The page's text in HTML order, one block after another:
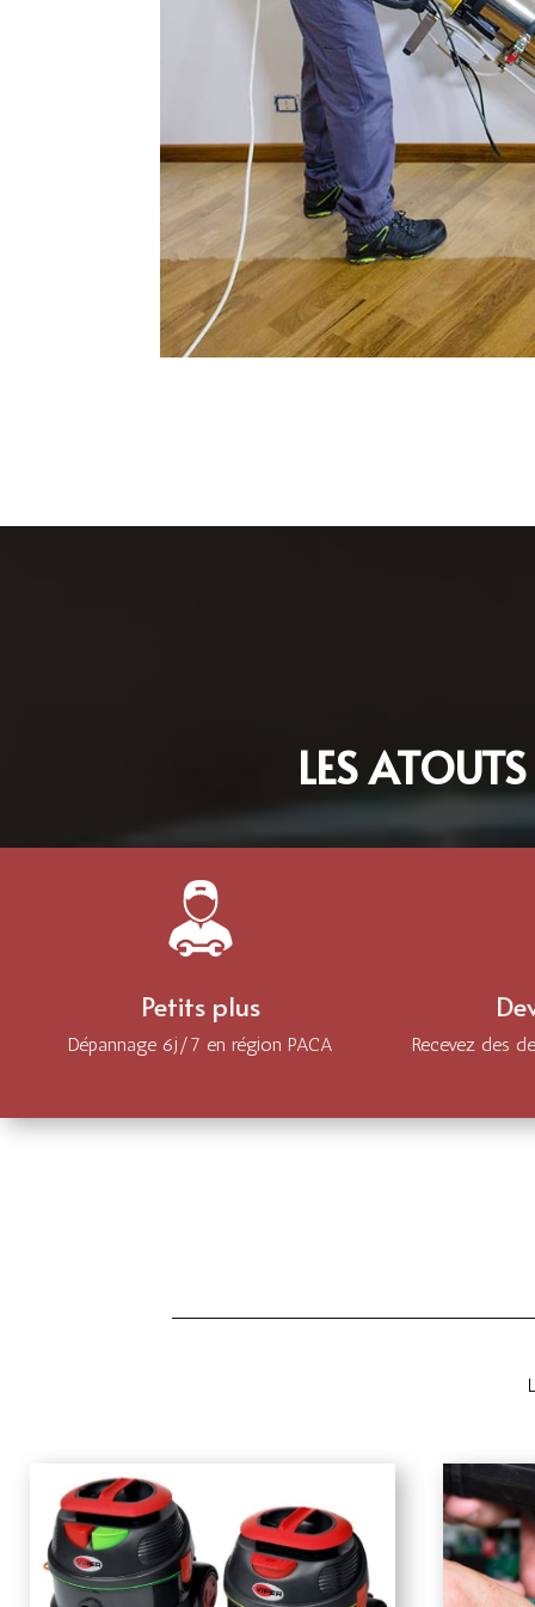
LES
Petits plus
Dépannage 6j/7 en région PACA Recevez des